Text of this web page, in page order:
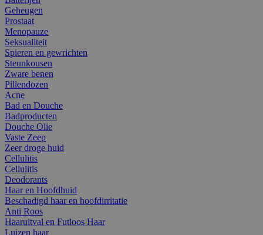
Geheugen
Prostaat
Menopauze
Seksualiteit
Spieren en gewrichten
Steunkousen
Zware benen
Pillendozen
Acne
Bad en Douche
Badproducten
Douche Olie
Vaste Zeep
Zeer droge huid
Cellulitis
Cellulitis
Deodorants
Haar en Hoofdhuid
Beschadigd haar en hoofdirritatie
Anti Roos
Haaruitval en Futloos Haar
Luizen haar